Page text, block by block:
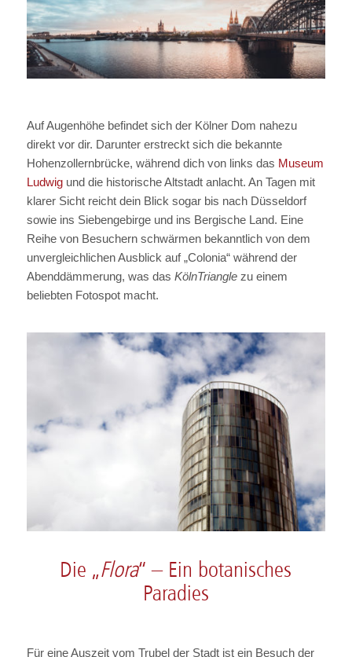
Auf Augenhöhe befindet sich der Kölner Dom nahezu
direkt vor dir. Darunter erstreckt sich die bekannte
Hohenzollernbrücke, während dich von links das Museum
Ludwigund die historische Altstadt anlacht. An Tagen mit
klarer Sicht reicht dein Blick sogar bis nach Düsseldorf
sowie ins Siebengebirge und ins Bergische Land. Eine
Reihe von Besuchern schwärmen bekanntlich von dem
unvergleichlichen Ausblick auf „Colonia“ während der
Abenddämmerung, was das KölnTrianglezu einem
beliebten Fotospot macht.
Die „Flora“ – Ein botanisches
Paradies
Für eine Auszeit vom Trubel der Stadt ist ein Besuch der